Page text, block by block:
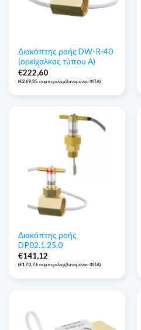
Διακόπτης ροής DW-R-40
(ορείχαλκος τύπου Α)
€222,60
(€269,35 συμπεριλαμβανομένου ΦΠΑ)
Διακόπτης ροής
DP02.1.25.0
€141,12
(€170,76 συμπεριλαμβανομένου ΦΠΑ)